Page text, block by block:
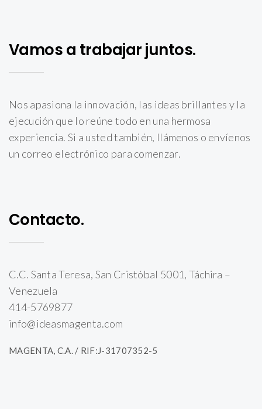
Vamos a trabajar juntos.
Nos apasiona la innovación, las ideas brillantes y la
ejecución que lo reúne todo en una hermosa
experiencia. Si a usted también, llámenos o envíenos
un correo electrónico para comenzar.
Contacto.
C.C. Santa Teresa, San Cristóbal 5001, Táchira –
Venezuela
414-5769877
info@ideasmagenta.com
MAGENTA, C.A. / RIF:J-31707352-5